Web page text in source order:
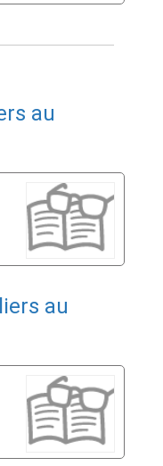
au
au